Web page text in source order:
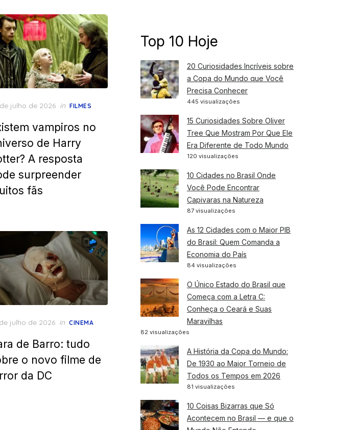
julho de 2026 in FILMES
vampiros no
de Harry
A resposta
surpreender
fãs
julho de 2026 in CINEMA
de Barro: tudo
o novo filme de
da DC
Top 10 Hoje
20 Curiosidades Incríveis sobre
a Copa do Mundo que Você
Precisa Conhecer
445 visualizações
15 Curiosidades Sobre Oliver
Tree Que Mostram Por Que Ele
Era Diferente de Todo Mundo
120 visualizações
10 Cidades no Brasil Onde
Você Pode Encontrar
Capivaras na Natureza
87 visualizações
As 12 Cidades com o Maior PIB
do Brasil: Quem Comanda a
Economia do País
84 visualizações
O Único Estado do Brasil que
Começa com a Letra C:
Conheça o Ceará e Suas
Maravilhas
82 visualizações
A História da Copa do Mundo:
De 1930 ao Maior Torneio de
Todos os Tempos em 2026
81 visualizações
10 Coisas Bizarras que Só
Acontecem no Brasil — e que o